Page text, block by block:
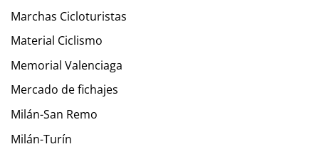
Marchas Cicloturistas
Material Ciclismo
Memorial Valenciaga
Mercado de fichajes
Milán-San Remo
Milán-Turín